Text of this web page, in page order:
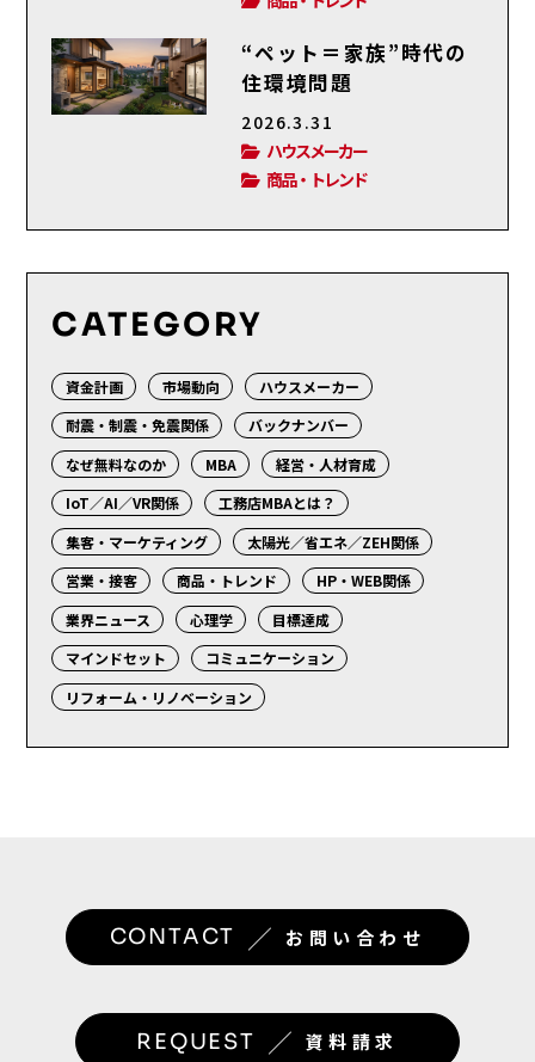
“ペット＝家族”時代の
住環境問題
2026.3.31
ハウスメーカー
商品・トレンド
CATEGORY
資金計画 市場動向
ハウスメーカー
耐震・制震・免震関係
バックナンバー
なぜ無料なのか
MBA
経営・人材育成
IoT／AI／VR関係
工務店MBAとは？
集客・マーケティング
太陽光／省エネ／ZEH関係
営業・接客
商品・トレンド
HP・WEB関係
業界ニュース
心理学
目標達成
マインドセット
コミュニケーション
リフォーム・リノベーション
CONTACT ／ お問い合わせ
REQUEST ／ 資料請求